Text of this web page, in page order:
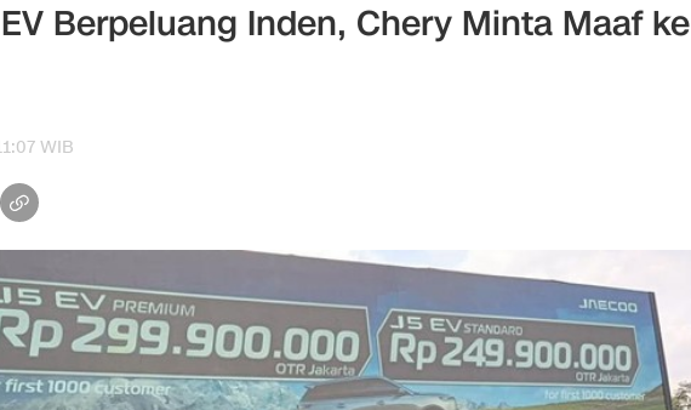
Berpeluang Inden, Chery Minta Maaf ke
WIB